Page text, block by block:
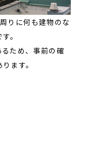
りに何も建物のな
。
ため、事前の確
ます。